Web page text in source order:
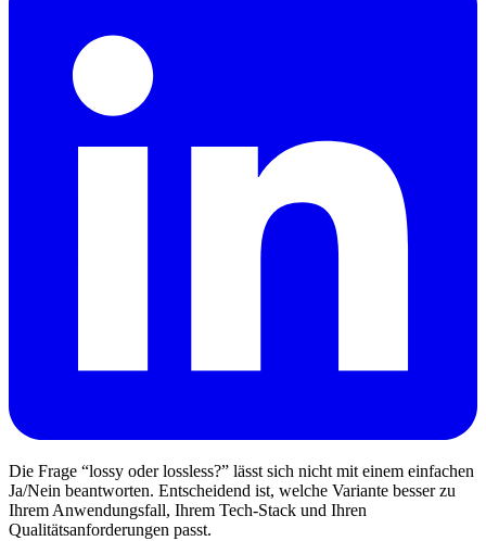
Die Frage “lossy oder lossless?” lässt sich nicht mit einem einfachen
Ja/Nein beantworten. Entscheidend ist, welche Variante besser zu
Ihrem Anwendungsfall, Ihrem Tech‑Stack und Ihren
Qualitätsanforderungen passt.